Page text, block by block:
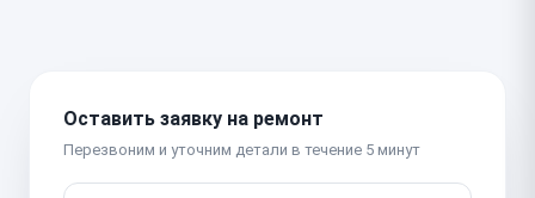
Оставить заявку на ремонт
Перезвоним и уточним детали в течение 5 минут